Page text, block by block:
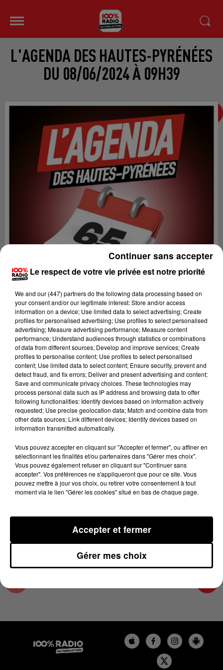
L'AGENDA DES HAUTES-PYRÉNÉES
DU 08/06/2024 À 09H39
Lecture (1 min 14 sec)
100%
100% Radio l'agenda des Hautes-Pyrénées
8 juin 2024 - 1 min 14 sec
L'AGENDA DES HAUTES-PYRÉNÉES DU
08/06/2024 À 09H39
L'agenda des Hautes-Pyrénées
Le respect de votre vie privée est notre priorité
We and our (447) partnersdo the following data processing based on
your consent and/or our legitimate interest: Store and/or access
information on a device; Use limited data to select advertising; Create
profiles for personalised advertising; Use profiles to select personalised
advertising; Measure advertising performance; Measure content
performance; Understand audiences through statistics or combinations
of data from different sources; Develop and improve services; Create
profiles to personalise content; Use profiles to select personalised
content; Use limited data to select content; Ensure security, prevent and
detect fraud, and fix errors; Deliver and present advertising and content;
Save and communicate privacy choices. These technologies may
process personal data such as IP address and browsing data to offer
following functionalities: Identify devices based on information actively
requested; Use precise geolocation data; Match and combine data from
other data sources; Link different devices; Identify devices based on
information transmitted automatically.
Vous pouvez accepter en cliquant sur "Accepter et fermer", ou affiner en
sélectionnant les finalités et/ou partenaires dans "Gérer mes choix".
Vous pouvez également refuser en cliquant sur "Continuer sans
accepter". Vos préférences ne s'appliqueront que pour ce site. Vous
pouvez mettre à jour vos choix, ou retirer votre consentement à tout
moment via le lien "Gérer les cookies" situé en bas de chaque page.
Gérer mes choix
Accepter et fermer
Continuer sans accepter